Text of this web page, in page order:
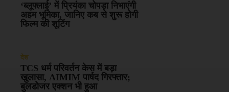
‘ब्लूफ्लाई’ में प्रियंका चोपड़ा निभाएंगी
अहम भूमिका, जानिए कब से शुरू होगी
फिल्म की शूटिंग
देश
TCS धर्म परिवर्तन केस में बड़ा
खुलासा, AIMIM पार्षद गिरफ्तार;
बुलडोजर एक्शन भी हुआ